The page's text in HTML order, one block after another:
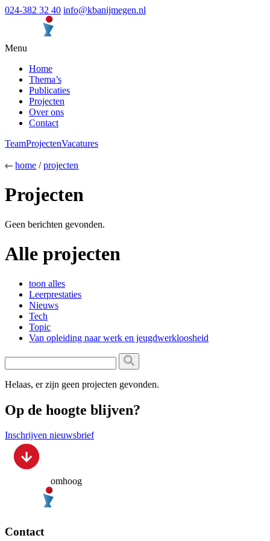
024-382 32 40 info@kbanijmegen.nl
Menu
Home
Thema’s
Publicaties
Projecten
Over ons
Contact
TeamProjectenVacatures
home /projecten
Projecten
Geen berichten gevonden.
Alle projecten
toon alles
Leerprestaties
Nieuws
Tech
Topic
Van opleiding naar werk en jeugdwerkloosheid
Helaas, er zijn geen projecten gevonden.
Op de hoogte blijven?
Inschrijven nieuwsbrief
omhoog
Contact